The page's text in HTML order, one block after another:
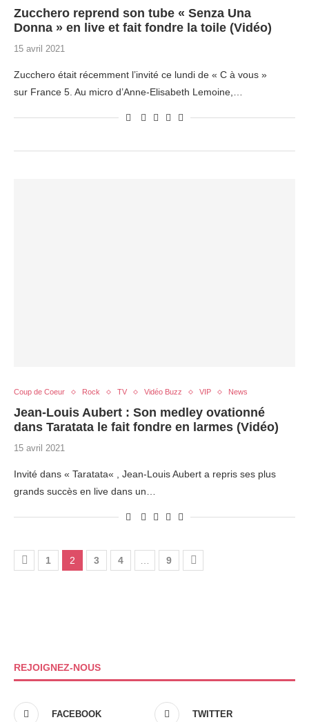
Zucchero reprend son tube « Senza Una
Donna » en live et fait fondre la toile (Vidéo)
15 avril 2021
Zucchero était récemment l’invité ce lundi de « C à vous »
sur France 5. Au micro d’Anne-Elisabeth Lemoine,…
Coup de Coeur Rock TV Vidéo Buzz VIP News
Jean-Louis Aubert : Son medley ovationné
dans Taratata le fait fondre en larmes (Vidéo)
15 avril 2021
Invité dans « Taratata« , Jean-Louis Aubert a repris ses plus
grands succès en live dans un…
1 2 3 4 9
REJOIGNEZ-NOUS
FACEBOOK TWITTER